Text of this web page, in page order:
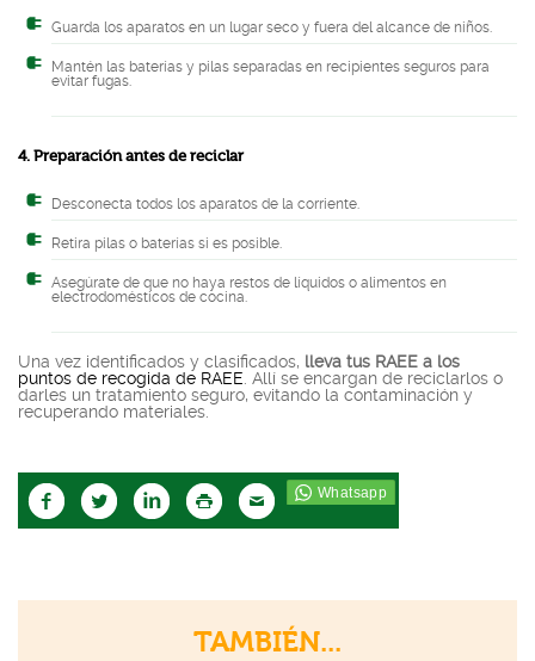
Guarda los aparatos en un lugar seco y fuera del alcance de niños.
Mantén las baterías y pilas separadas en recipientes seguros para
evitar fugas.
4. Preparación antes de reciclar
Desconecta todos los aparatos de la corriente.
Retira pilas o baterías si es posible.
Asegúrate de que no haya restos de líquidos o alimentos en
electrodomésticos de cocina.
Una vez identificados y clasificados, lleva tus RAEE a los
puntos de recogida de RAEE. Allí se encargan de reciclarlos o
darles un tratamiento seguro, evitando la contaminación y
recuperando materiales.
TAMBIÉN...